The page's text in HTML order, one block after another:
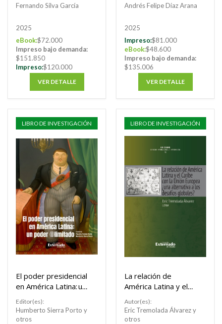
en el derecho
Fernando Silva García
2025
eBook:$72.000
Impreso bajo demanda:
$151.850
Impreso:$120.000
VER DETALLE
Andrés Felipe Díaz Arana
2025
Impreso:$81.000
eBook:$48.600
Impreso bajo demanda:
$135.006
VER DETALLE
LIBRO DE INVESTIGACIÓN
El poder presidencial
en América Latina: un
poder (i)limitado.
Editor(es):
Humberto Sierra Porto y
otros
LIBRO DE INVESTIGACIÓN
La relación de
América Latina y el
Caribe con la Unión
Europea
Autor(es):
Eric Tremolada Álvarez y
otros